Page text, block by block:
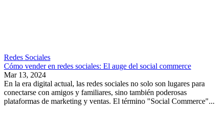
Redes Sociales
Cómo vender en redes sociales: El auge del social commerce
Mar 13, 2024
En la era digital actual, las redes sociales no solo son lugares para
conectarse con amigos y familiares, sino también poderosas
plataformas de marketing y ventas. El término "Social Commerce"...